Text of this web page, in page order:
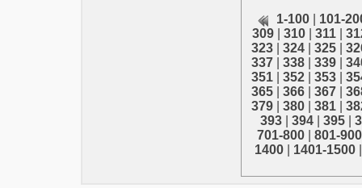
1-100
101-
309| 310| 311|
323
324 325
337
338 339
351
352 353
365
366 367
379
380 381
393| 394| 395|
701-800
801-900
1400
1401-1500